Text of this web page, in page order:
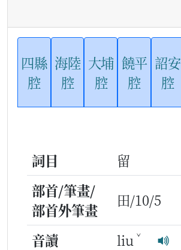
四縣
腔
海陸
腔
大埔
腔
饒平
腔
詔安
腔
詞目
留
部首/筆畫/
部首外筆畫
田/10/5
音讀 liu ˇ